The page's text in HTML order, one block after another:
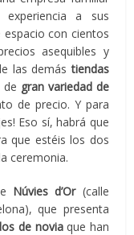
a sus
espacio con cientos
asequibles y
las demástiendas
de gran variedad de
de precio. Y para
Eso sí, habrá que
que estéis los dos
ceremonia.
Núvies d’Or(calle
que presenta
de noviaque han